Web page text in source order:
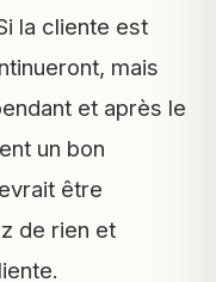
la cliente est
mais
et après le
un bon
être
de rien et